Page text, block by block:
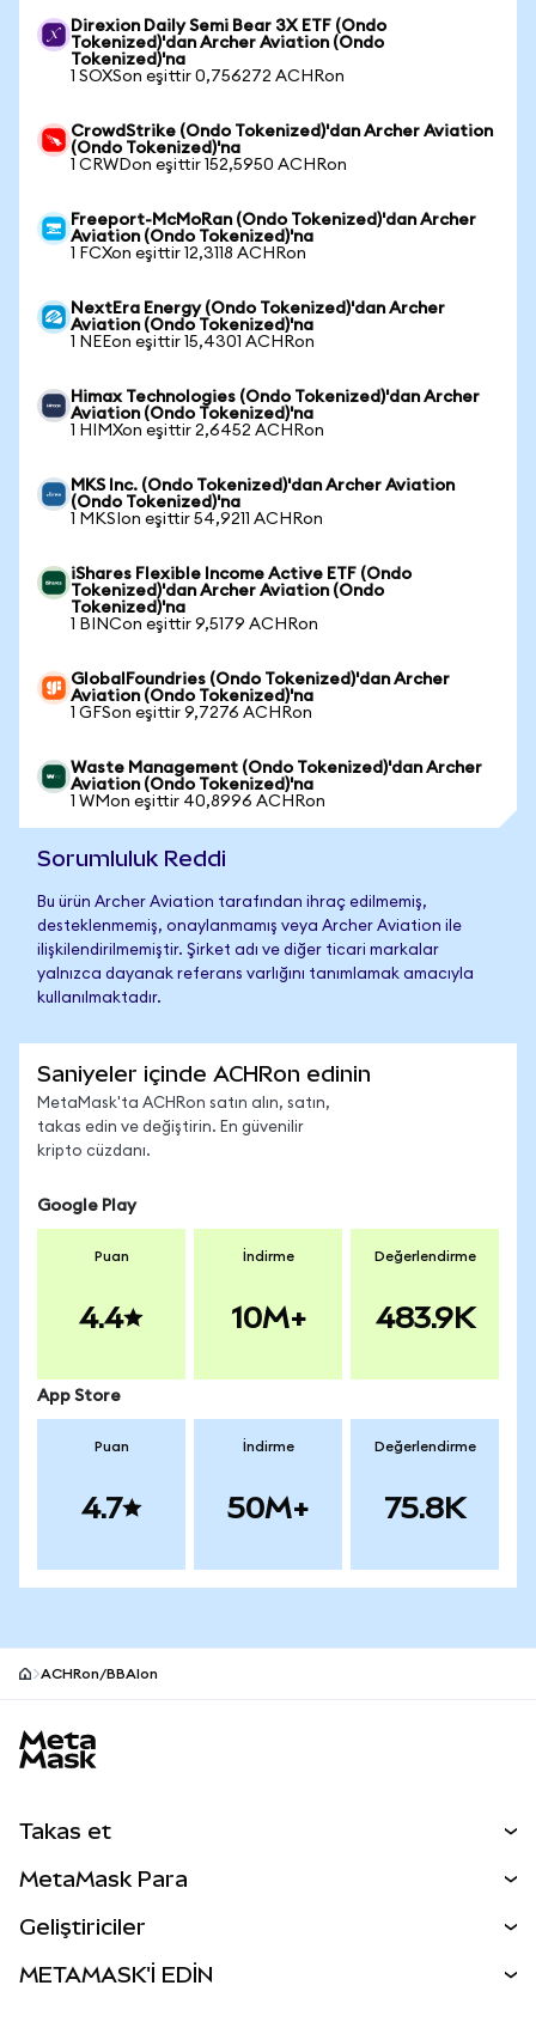
Direxion Daily Semi Bear 3X ETF (Ondo
Tokenized)'dan Archer Aviation (Ondo
Tokenized)'na
1 SOXSon eşittir 0,756272 ACHRon
CrowdStrike (Ondo Tokenized)'dan Archer Aviation
(Ondo Tokenized)'na
1 CRWDon eşittir 152,5950 ACHRon
Freeport-McMoRan (Ondo Tokenized)'dan Archer
Aviation (Ondo Tokenized)'na
1 FCXon eşittir 12,3118 ACHRon
NextEra Energy (Ondo Tokenized)'dan Archer
Aviation (Ondo Tokenized)'na
1 NEEon eşittir 15,4301 ACHRon
Himax Technologies (Ondo Tokenized)'dan Archer
Aviation (Ondo Tokenized)'na
1 HIMXon eşittir 2,6452 ACHRon
MKS Inc. (Ondo Tokenized)'dan Archer Aviation
(Ondo Tokenized)'na
1 MKSIon eşittir 54,9211 ACHRon
iShares Flexible Income Active ETF (Ondo
Tokenized)'dan Archer Aviation (Ondo
Tokenized)'na
1 BINCon eşittir 9,5179 ACHRon
GlobalFoundries (Ondo Tokenized)'dan Archer
Aviation (Ondo Tokenized)'na
1 GFSon eşittir 9,7276 ACHRon
Waste Management (Ondo Tokenized)'dan Archer
Aviation (Ondo Tokenized)'na
1 WMon eşittir 40,8996 ACHRon
Sorumluluk Reddi
Bu ürün Archer Aviation tarafından ihraç edilmemiş,
desteklenmemiş, onaylanmamış veya Archer Aviation ile
ilişkilendirilmemiştir. Şirket adı ve diğer ticari markalar
yalnızca dayanak referans varlığını tanımlamak amacıyla
kullanılmaktadır.
Saniyeler içinde ACHRon edinin
MetaMask'ta ACHRon satın alın, satın,
takas edin ve değiştirin. En güvenilir
kripto cüzdanı.
Google Play
Puan
4.4
İndirme
10M+
Değerlendirme
483.9K
App Store
Puan
4.7
İndirme
50M+
Değerlendirme
75.8K
ACHRon/BBAIon
Takas et
Perps
RWA'lar
MetaMask Para
Geliştiriciler
METAMASK'İ EDİN